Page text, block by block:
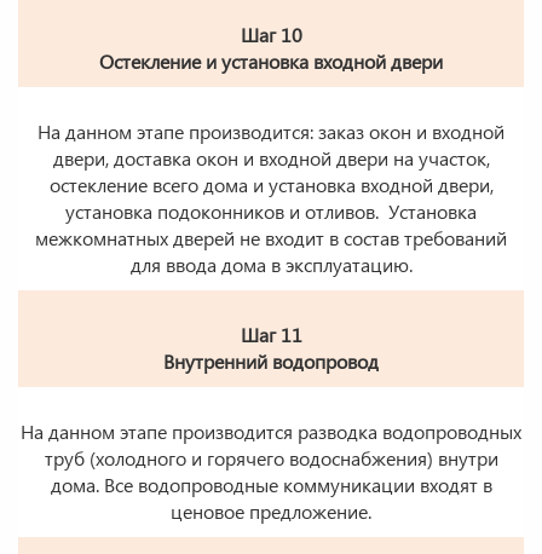
Шаг 10
Остекление и установка входной двери
На данном этапе производится: заказ окон и входной
двери, доставка окон и входной двери на участок,
остекление всего дома и установка входной двери,
установка подоконников и отливов. Установка
межкомнатных дверей не входит в состав требований
для ввода дома в эксплуатацию.
Шаг 11
Внутренний водопровод
На данном этапе производится разводка водопроводных
труб (холодного и горячего водоснабжения) внутри
дома. Все водопроводные коммуникации входят в
ценовое предложение.